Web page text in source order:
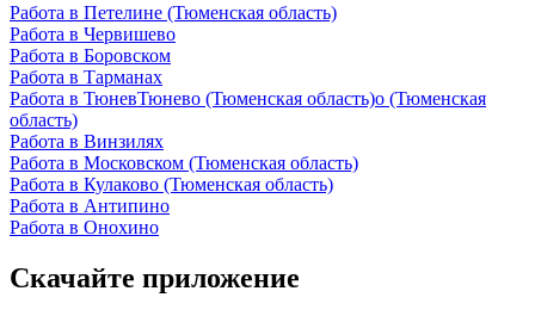
Работа в Петелине (Тюменская область)
Работа в Червишево
Работа в Боровском
Работа в Тарманах
Работа в ТюневТюнево (Тюменская область)о (Тюменская
область)
Работа в Винзилях
Работа в Московском (Тюменская область)
Работа в Кулаково (Тюменская область)
Работа в Антипино
Работа в Онохино
Скачайте приложение